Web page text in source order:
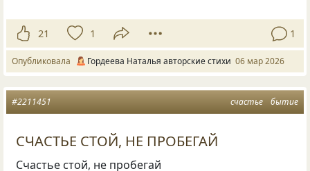
21 1 1
Опубликовала Гордеева Наталья авторские стихи 06 мар 2026
счастье бытие
#2211451
СЧАСТЬЕ СТОЙ, НЕ ПРОБЕГАЙ
Счастье стой, не пробегай